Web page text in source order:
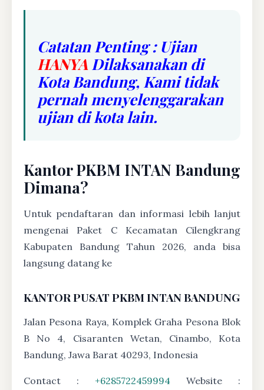
Catatan Penting : Ujian
HANYA Dilaksanakan di
Kota Bandung, Kami tidak
pernah menyelenggarakan
ujian di kota lain.
Kantor PKBM INTAN Bandung
Dimana?
Untuk pendaftaran dan informasi lebih lanjut
mengenai Paket C Kecamatan Cilengkrang
Kabupaten Bandung Tahun 2026, anda bisa
langsung datang ke
KANTOR PUSAT PKBM INTAN BANDUNG
Jalan Pesona Raya, Komplek Graha Pesona Blok
B No 4, Cisaranten Wetan, Cinambo, Kota
Bandung, Jawa Barat 40293, Indonesia
Contact : +6285722459994 Website :